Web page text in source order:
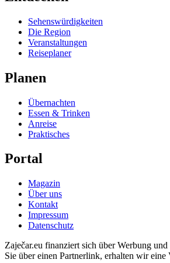
Sehenswürdigkeiten
Die Region
Veranstaltungen
Reiseplaner
Planen
Übernachten
Essen & Trinken
Anreise
Praktisches
Portal
Magazin
Über uns
Kontakt
Impressum
Datenschutz
Zaječar.eu finanziert sich über Werbung
Sie über einen Partnerlink, erhalten wir eine